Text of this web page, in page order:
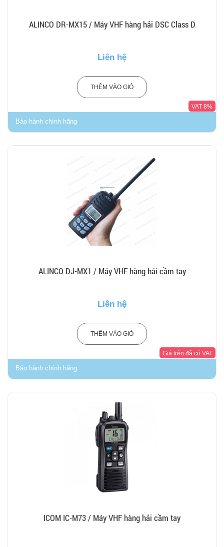
ALINCO DR-MX15 / Máy VHF hàng hải DSC Class D
Liên hệ
THÊM VÀO GIỎ
Bảo hành chính hãng
VAT 8%
ALINCO DJ-MX1 / Máy VHF hàng hải cầm tay
Liên hệ
THÊM VÀO GIỎ
Bảo hành chính hãng
Giá trên đã có VAT
ICOM IC-M73 / Máy VHF hàng hải cầm tay